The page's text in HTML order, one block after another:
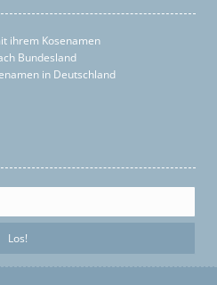
ihrem Kosenamen
Bundesland
in Deutschland